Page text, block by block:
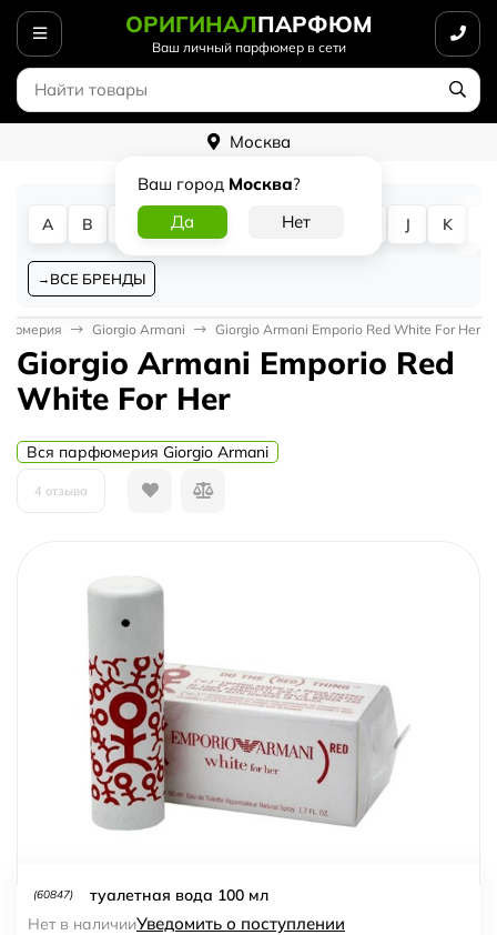
ОРИГИНАЛПАРФЮМ
Ваш личный парфюмер в сети
Москва
Ваш город Москва?
A B D G J K
ВСЕ БРЕНДЫ
Giorgio Armani Giorgio Armani Emporio Red White For Her
Giorgio Armani Emporio Red
White For Her
Вся парфюмерия Giorgio Armani
4 отзыва
(60847)
туалетная вода 100 мл
Нет в наличииУведомить о поступлении